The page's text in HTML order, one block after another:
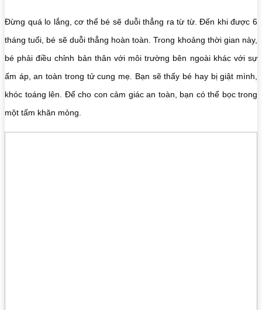
Đừng quá lo lắng, cơ thể bé sẽ duỗi thẳng ra từ từ. Đến khi được 6
tháng tuổi, bé sẽ duỗi thẳng hoàn toàn. Trong khoảng thời gian này,
bé phải điều chỉnh bản thân với môi trường bên ngoài khác với sự
ấm áp, an toàn trong tử cung mẹ. Bạn sẽ thấy bé hay bị giật mình,
khóc toáng lên. Để cho con cảm giác an toàn, bạn có thể bọc trong
một tấm khăn mỏng.